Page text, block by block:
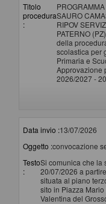
Titolo
procedura
:
SAURO
RIPOV
PATERNO
della
scolastica per
Primaria e
Approvazione
2026/2027 -
Data invio :13/07/2026
Oggetto :convocazione
Testo
:
Si comunica che la
20/07/2026 a
situata al piano
sito in Piazza
Valentina del